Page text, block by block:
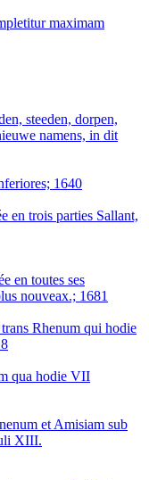
maximam
steeden, dorpen,
namens, in dit
1640
en trois parties Sallant,
en toutes ses
nouveax.; 1681
Rhenum qui hodie
qua hodie VII
et Amisiam sub
XIII.